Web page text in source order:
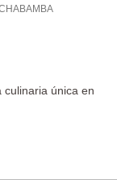
única en